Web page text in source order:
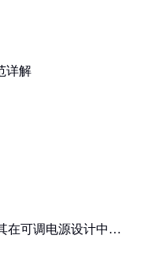
详解
在可调电源设计中的